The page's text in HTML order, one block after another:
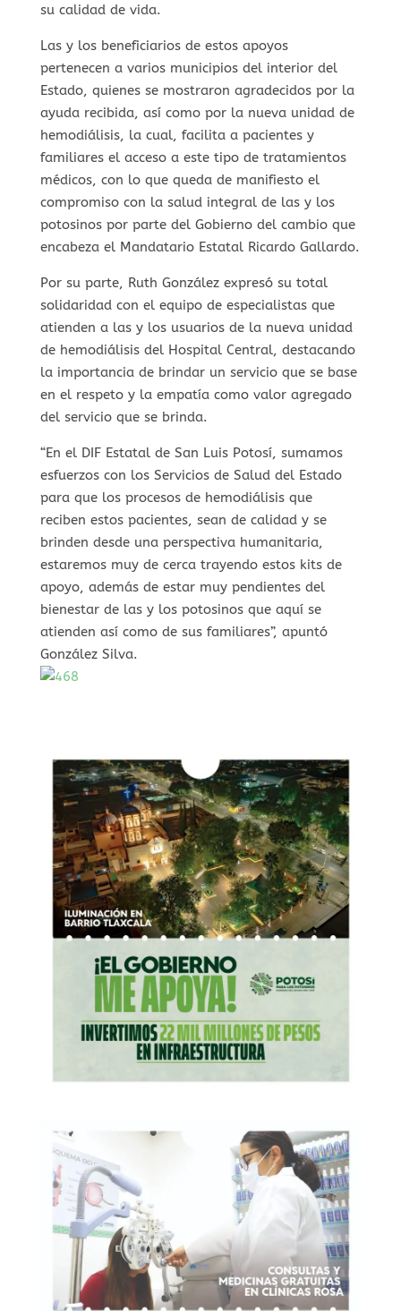
su calidad de vida.
Las y los beneficiarios de estos apoyos
pertenecen a varios municipios del interior del
Estado, quienes se mostraron agradecidos por la
ayuda recibida, así como por la nueva unidad de
hemodiálisis, la cual, facilita a pacientes y
familiares el acceso a este tipo de tratamientos
médicos, con lo que queda de manifiesto el
compromiso con la salud integral de las y los
potosinos por parte del Gobierno del cambio que
encabeza el Mandatario Estatal Ricardo Gallardo.
Por su parte, Ruth González expresó su total
solidaridad con el equipo de especialistas que
atienden a las y los usuarios de la nueva unidad
de hemodiálisis del Hospital Central, destacando
la importancia de brindar un servicio que se base
en el respeto y la empatía como valor agregado
del servicio que se brinda.
“En el DIF Estatal de San Luis Potosí, sumamos
esfuerzos con los Servicios de Salud del Estado
para que los procesos de hemodiálisis que
reciben estos pacientes, sean de calidad y se
brinden desde una perspectiva humanitaria,
estaremos muy de cerca trayendo estos kits de
apoyo, además de estar muy pendientes del
bienestar de las y los potosinos que aquí se
atienden así como de sus familiares”, apuntó
González Silva.